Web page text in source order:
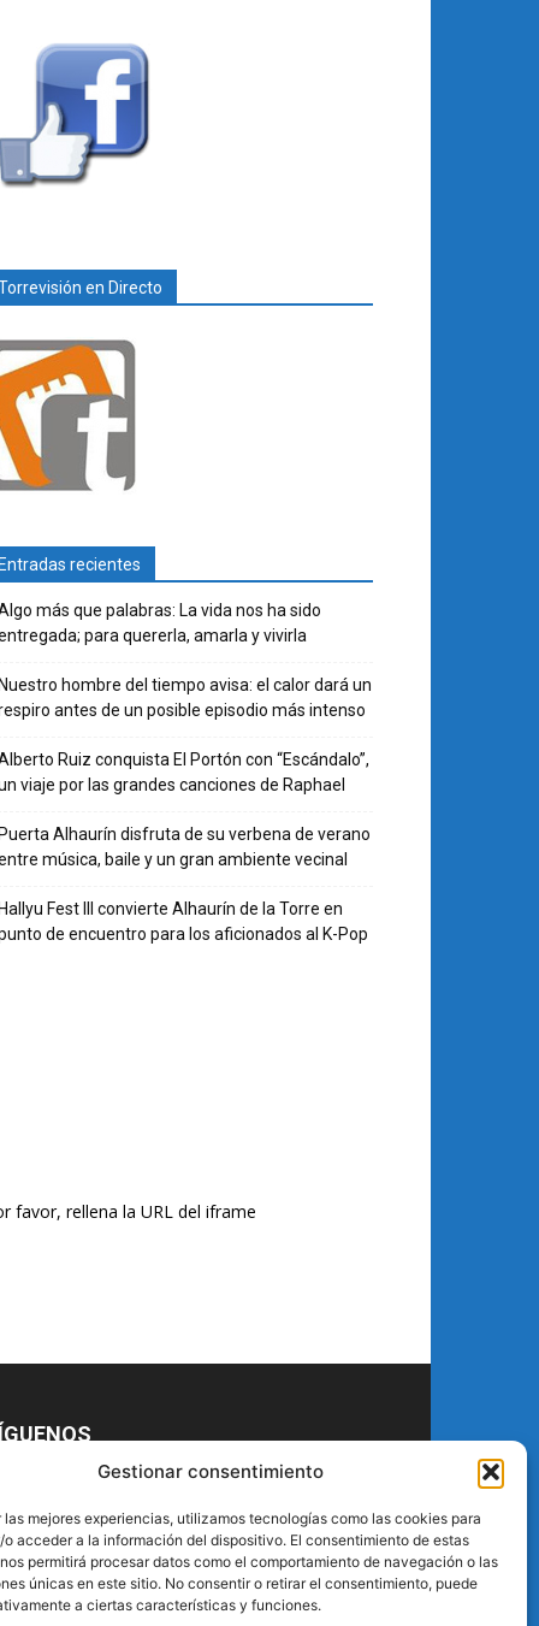
Gestionar consentimiento
las mejores experiencias, utilizamos tecnologías como las cookies para
o acceder a la información del dispositivo. El consentimiento de estas
permitirá procesar datos como el comportamiento de navegación o las
únicas en este sitio. No consentir o retirar el consentimiento, puede
a ciertas características y funciones.
en Directo
recientes
más que palabras: La vida nos ha sido
para quererla, amarla y vivirla
hombre del tiempo avisa: el calor dará un
antes de un posible episodio más intenso
Ruiz conquista El Portón con “Escándalo”,
viaje por las grandes canciones de Raphael
Alhaurín disfruta de su verbena de verano
música, baile y un gran ambiente vecinal
Fest III convierte Alhaurín de la Torre en
de encuentro para los aficionados al K-Pop
favor, rellena la URL del iframe